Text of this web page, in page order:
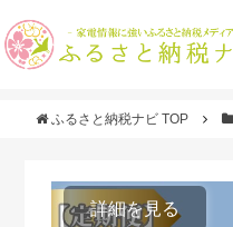
ふるさと納税ナビ TOP
詳細を見る